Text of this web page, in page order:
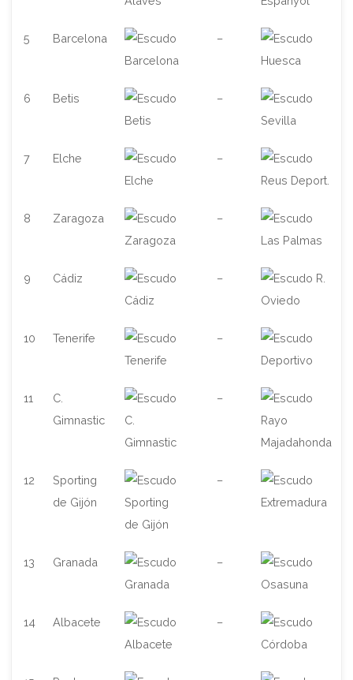
5 Barcelona –
6 Betis –
7 Elche –
8 Zaragoza –
9 Cádiz –
10 Tenerife –
11
C.
Gimnastic
–
12
Sporting
de Gijón
–
13 Granada –
14 Albacete –